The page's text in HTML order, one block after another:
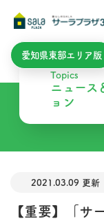
愛知県東部エリア版
Topics
ニュース
ョン
2021.03.09 更新
【重要】「サ